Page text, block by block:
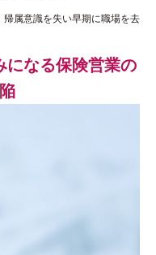
属意識を失い早期に職場を去
になる保険営業の